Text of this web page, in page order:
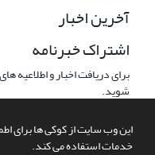
این وب سایت از کوکی ها برای
خدمات استفاده می کند.
آخرین اخبار
اشتراک خبرنامه
برای دریافت اخبار و اطلاعیه
شوید.